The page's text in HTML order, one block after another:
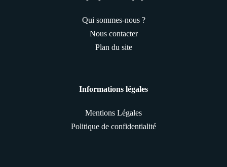
Qui sommes-nous ?
Nous contacter
Plan du site
Informations légales
Mentions Légales
Politique de confidentialité